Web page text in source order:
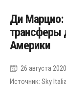
Ди Марцио:
трансферы
Америки
26 августа
Источник: Sky